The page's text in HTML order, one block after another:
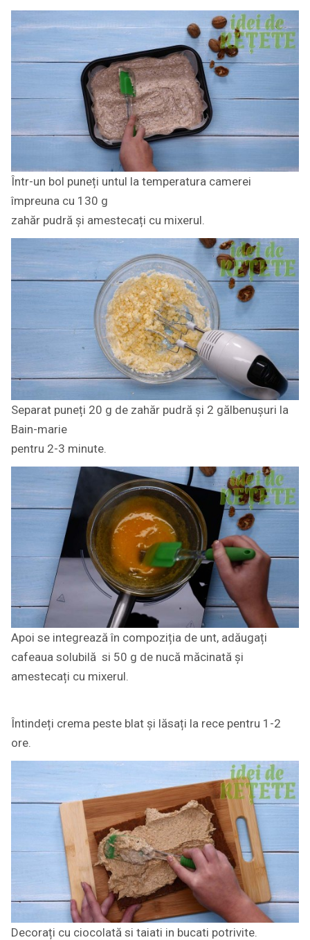
Într-un bol puneți untul la temperatura camerei
împreuna cu 130 g
zahăr pudră și amestecați cu mixerul.
Separat puneți 20 g de zahăr pudră și 2 gălbenușuri la
Bain-marie
pentru 2-3 minute.
Apoi se integrează în compoziția de unt, adăugați
cafeaua solubilă si 50 g de nucă măcinată și
amestecați cu mixerul.
Întindeți crema peste blat și lăsați la rece pentru 1-2
ore.
Decorați cu ciocolată si taiati in bucati potrivite.